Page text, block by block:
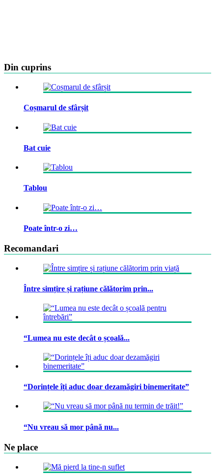
Din cuprins
Coșmarul de sfârșit
Bat cuie
Tablou
Poate într-o zi…
Recomandari
Între simțire și rațiune călătorim prin...
“Lumea nu este decât o școală...
“Dorințele îți aduc doar dezamăgiri binemeritate”
“Nu vreau să mor până nu...
Ne place